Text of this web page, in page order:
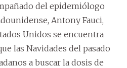
del epidemiólogo
Antony Fauci,
Unidos se encuentra
las Navidades del pasado
a buscar la dosis de